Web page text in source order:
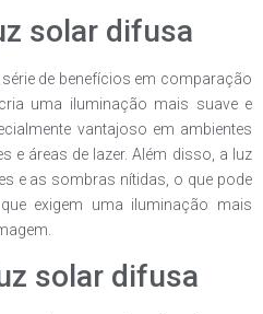
solar difusa
de benefícios em comparação
uma iluminação mais suave e
vantajoso em ambientes
e áreas de lazer. Além disso, a luz
e as sombras nítidas, o que pode
exigem uma iluminação mais
solar difusa